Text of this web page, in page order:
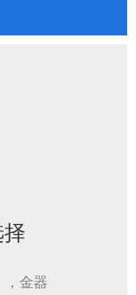
，金器